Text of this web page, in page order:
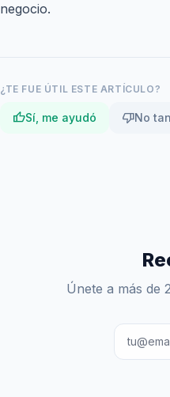
negocio.
¿TE FUE ÚTIL ESTE ARTÍCULO?
thumb_upSí, me ayudó thumb_downNo
Únete a más de